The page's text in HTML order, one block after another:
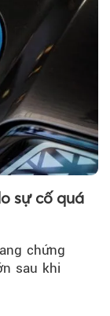
sự cố quá
chứng
sau khi